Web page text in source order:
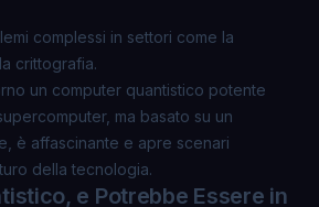
complessi in settori come la
crittografia.
un computer quantistico potente
ma basato su un
è affascinante e apre scenari
della tecnologia.
e Potrebbe Essere in